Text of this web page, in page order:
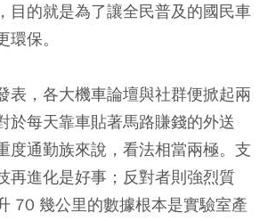
目的就是為了讓全民普及的國民車
保。
表，各大機車論壇與社群便掀起兩
於每天靠車貼著馬路賺錢的外送
度通勤族來說，看法相當兩極。支
再進化是好事；反對者則強烈質
70 幾公里的數據根本是實驗室產